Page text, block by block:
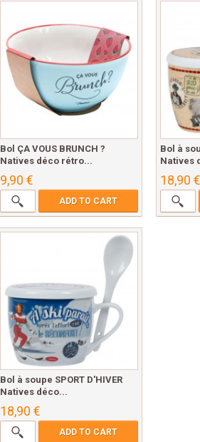
Bol ÇA VOUS BRUNCH ?
Natives déco rétro...
9,90 €
ADD TO CART
Bol à
Natives
18,90 €
Bol à soupe SPORT D'HIVER
Natives déco...
18,90 €
ADD TO CART